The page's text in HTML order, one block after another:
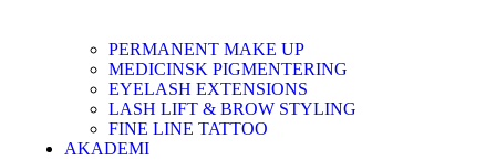
PERMANENT MAKE UP
MEDICINSK PIGMENTERING
EYELASH EXTENSIONS
LASH LIFT & BROW STYLING
FINE LINE TATTOO
AKADEMI